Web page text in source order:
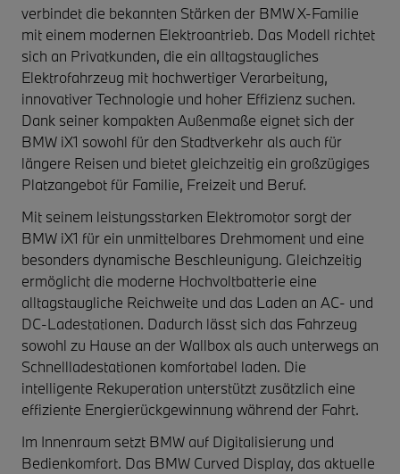
verbindet die bekannten Stärken der BMW X-Familie
mit einem modernen Elektroantrieb. Das Modell richtet
sich an Privatkunden, die ein alltagstaugliches
Elektrofahrzeug mit hochwertiger Verarbeitung,
innovativer Technologie und hoher Effizienz suchen.
Dank seiner kompakten Außenmaße eignet sich der
BMW iX1 sowohl für den Stadtverkehr als auch für
längere Reisen und bietet gleichzeitig ein großzügiges
Platzangebot für Familie, Freizeit und Beruf.
Mit seinem leistungsstarken Elektromotor sorgt der
BMW iX1 für ein unmittelbares Drehmoment und eine
besonders dynamische Beschleunigung. Gleichzeitig
ermöglicht die moderne Hochvoltbatterie eine
alltagstaugliche Reichweite und das Laden an AC- und
DC-Ladestationen. Dadurch lässt sich das Fahrzeug
sowohl zu Hause an der Wallbox als auch unterwegs an
Schnellladestationen komfortabel laden. Die
intelligente Rekuperation unterstützt zusätzlich eine
effiziente Energierückgewinnung während der Fahrt.
Im Innenraum setzt BMW auf Digitalisierung und
Bedienkomfort. Das BMW Curved Display, das aktuelle